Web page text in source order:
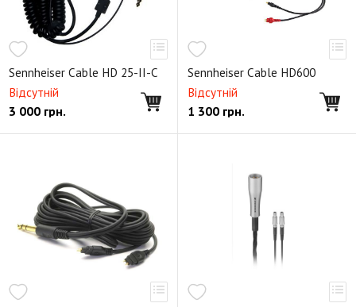
Sennheiser Cable HD 25-II-C
Відсутній
3 000 грн.
Sennheiser Cable HD600
Відсутній
1 300 грн.